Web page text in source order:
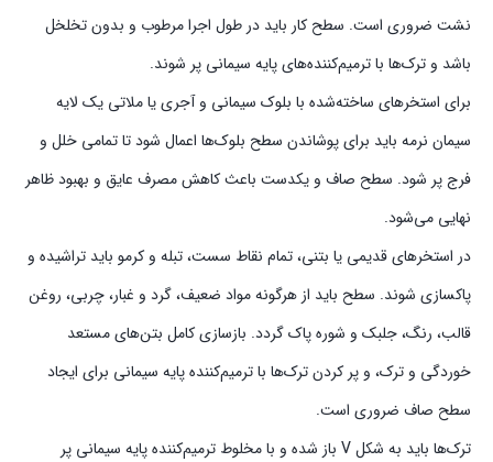
نشت ضروری است. سطح کار باید در طول اجرا مرطوب و بدون تخلخل
باشد و ترک‌ها با ترمیم‌کننده‌های پایه سیمانی پر شوند.
برای استخرهای ساخته‌شده با بلوک سیمانی و آجری یا ملاتی یک لایه
سیمان نرمه باید برای پوشاندن سطح بلوک‌ها اعمال شود تا تمامی خلل و
فرج پر شود. سطح صاف و یکدست باعث کاهش مصرف عایق و بهبود ظاهر
نهایی می‌شود.
در استخرهای قدیمی یا بتنی، تمام نقاط سست، تبله و کرمو باید تراشیده و
پاکسازی شوند. سطح باید از هرگونه مواد ضعیف، گرد و غبار، چربی، روغن
قالب، رنگ، جلبک و شوره پاک گردد. بازسازی کامل بتن‌های مستعد
خوردگی و ترک، و پر کردن ترک‌ها با ترمیم‌کننده پایه سیمانی برای ایجاد
سطح صاف ضروری است.
ترک‌ها باید به شکل V باز شده و با مخلوط ترمیم‌کننده پایه سیمانی پر